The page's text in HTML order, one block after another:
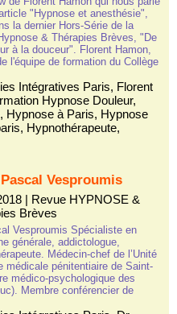
"Hypnose et anesthésie",
la dernier Hors-Série de la
& Thérapies Brèves, "De
à la douceur". Florent Hamon,
l'équipe de formation du Collège
Intégratives Paris, Florent
Hypnose Douleur,
, Hypnose à Paris, Hypnose
, Hypnothérapeute,
Vesproumis
| Revue HYPNOSE &
Brèves
Vesproumis Spécialiste en
générale, addictologue,
Médecin-chef de l’Unité
médicale pénitentiaire de Saint-
médico-psychologique des
Membre conférencier de